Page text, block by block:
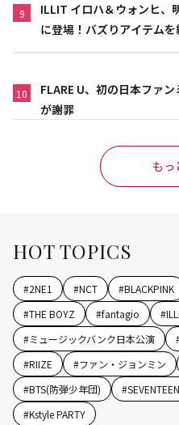
9
ILLIT イロハ＆ウォンヒ、
に登場！バズりアイテムを
10
FLARE U、初の日本ファ
が謝罪
もっ
HOT TOPICS
#2NE1 #NCT #BLACKPINK
#THE BOYZ #fantagio #
#ミュージックバンク日本公演
#RIIZE #ファン・ジョンミン
#BTS(防弾少年団) #SEVENTEEN
#Kstyle PARTY